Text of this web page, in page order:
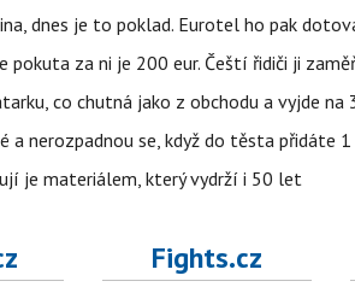
dnes je to poklad. Eurotel ho pak
pokuta za ni je 200 eur. Čeští řidiči ji
co chutná jako z obchodu a vyjde na
a nerozpadnou se, když do těsta přidáte
je materiálem, který vydrží i 50 let
Fights.cz